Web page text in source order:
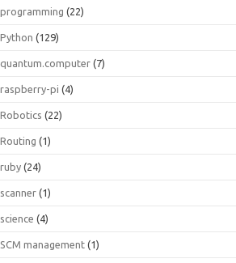
programming (22)
Python (129)
quantum.computer (7)
raspberry-pi (4)
Robotics (22)
Routing (1)
ruby (24)
scanner (1)
science (4)
SCM management (1)